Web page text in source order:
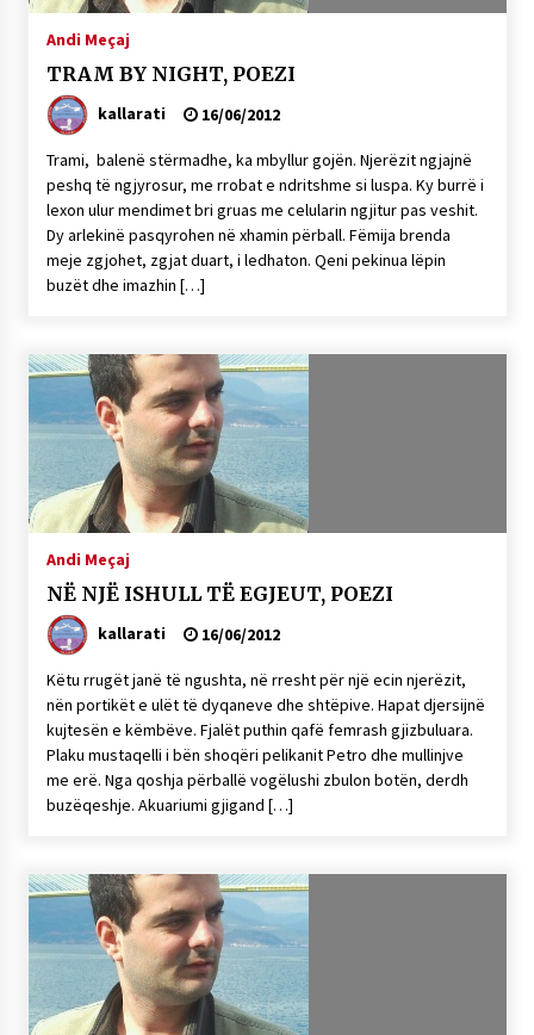
ZHVILLUA EDICIONI I TRETË I PIKNIKU
26/05/2026
Gazeta Kallarati nr. 117
03/05/2026
Gazeta Kallarati nr. 116
28/01/2026
Mbi kockat e martirëve ngrihet Atdheu
Gazeta Kallarati nr. 115
14/10/2025
Faksimilet e një 83 vjetori lufte: Çfarë shkruan
Vexhi Buharaja për Heroin e Popullit, Mumin
Selami.
04/10/2025
KALLARATI NË AKSIONET KOMBËTARE PËR
RINDËRTIMIN E VENDIT – NGA ÇIZE XHAFERAJ
22/09/2025
– ËNGJËLL HASIMAJ – “KUJTIMET E MIA PËR
EDHE SI NJË BANOR I PËRKOHSHËM I TIJ”
12/09/2025
Gazeta Kallarati nr. 114
06/02/2025
Andi Meçaj
TRAM BY NIGHT, POEZI
kallarati 16/06/2012
Trami, balenë stërmadhe, ka mbyllur gojën. Njerëzit ngjajnë
peshq të ngjyrosur, me rrobat e ndritshme si luspa. Ky burrë i
lexon ulur mendimet bri gruas me celularin ngjitur pas veshit.
Dy arlekinë pasqyrohen në xhamin përball. Fëmija brenda
meje zgjohet, zgjat duart, i ledhaton. Qeni pekinua lëpin
buzët dhe imazhin […]
Andi Meçaj
NË NJË ISHULL TË EGJEUT, POEZI
kallarati 16/06/2012
Këtu rrugët janë të ngushta, në rresht për një ecin njerëzit,
nën portikët e ulët të dyqaneve dhe shtëpive. Hapat djersijnë
kujtesën e këmbëve. Fjalët puthin qafë femrash gjizbuluara.
Plaku mustaqelli i bën shoqëri pelikanit Petro dhe mullinjve
me erë. Nga qoshja përballë vogëlushi zbulon botën, derdh
buzëqeshje. Akuariumi gjigand […]